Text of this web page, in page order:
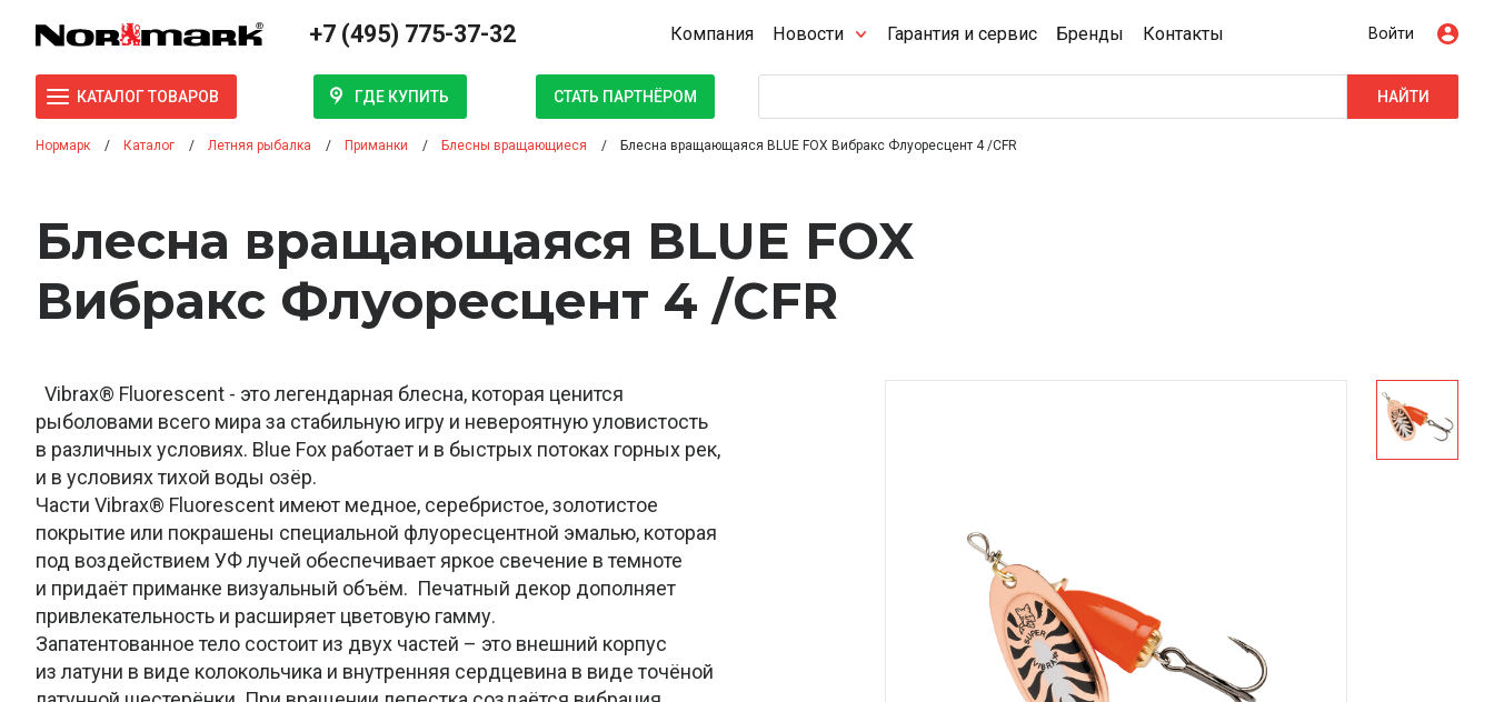
+7 (495) 775-37-32 Компания Новости Гарантия и сервис Бренды Контакты Войти
КАТАЛОГ ТОВАРОВ ГДЕ КУПИТЬ СТАТЬ ПАРТНЁРОМ НАЙТИ
Нормарк Каталог Летняя рыбалка Приманки Блесны вращающиеся Блесна вращающаяся BLUE FOX Вибракс Флуоресцент 4 /CFR
Блесна вращающаяся BLUE FOX
Вибракс Флуоресцент 4 /CFR
Vibrax® Fluorescent - это легендарная блесна, которая ценится
рыболовами всего мира за стабильную игру и невероятную уловистость
в различных условиях. Blue Fox работает и в быстрых потоках горных рек,
и в условиях тихой воды озёр.
Части Vibrax® Fluorescent имеют медное, серебристое, золотистое
покрытие или покрашены специальной флуоресцентной эмалью, которая
под воздействием УФ лучей обеспечивает яркое свечение в темноте
и придаёт приманке визуальный объём. Печатный декор дополняет
привлекательность и расширяет цветовую гамму.
Запатентованное тело состоит из двух частей – это внешний корпус
из латуни в виде колокольчика и внутренняя сердцевина в виде точёной